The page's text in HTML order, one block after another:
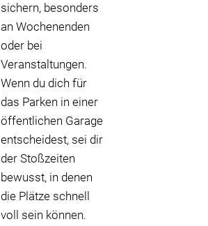
sichern, besonders
an Wochenenden
oder bei
Veranstaltungen.
Wenn du dich für
das Parken in einer
öffentlichen Garage
entscheidest, sei dir
der Stoßzeiten
bewusst, in denen
die Plätze schnell
voll sein können.